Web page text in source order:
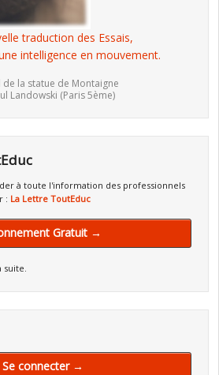
traduction des Essais,
intelligence en mouvement.
la statue de Montaigne
Landowski (Paris 5ème)
à toute l'information des professionnels
: La Lettre ToutEduc
Gratuit →
suite.
Se connecter →